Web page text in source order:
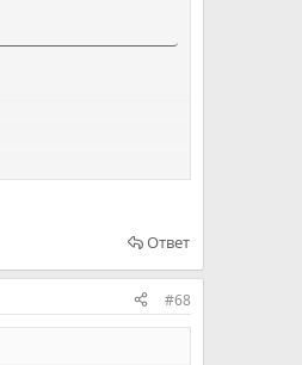
Ответ
#68